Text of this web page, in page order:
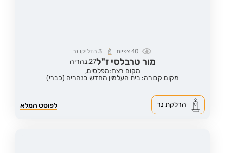
40 צפיות 3הדליקו נר
מור טרבלסי ז"ל27, נהריה
מקום רצח:מפלסים,
מקום קבורה: בית העלמין החדש בנהריה (כברי)
לפוסט המלא הדלקת נר